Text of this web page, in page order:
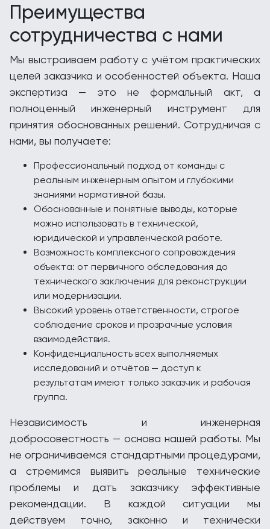
Преимущества
сотрудничества с нами
Мы выстраиваем работу с учётом практических
целей заказчика и особенностей объекта. Наша
экспертиза — это не формальный акт, а
полноценный инженерный инструмент для
принятия обоснованных решений. Сотрудничая с
нами, вы получаете:
Профессиональный подход от команды с
реальным инженерным опытом и глубокими
знаниями нормативной базы.
Обоснованные и понятные выводы, которые
можно использовать в технической,
юридической и управленческой работе.
Возможность комплексного сопровождения
объекта: от первичного обследования до
технического заключения для реконструкции
или модернизации.
Высокий уровень ответственности, строгое
соблюдение сроков и прозрачные условия
взаимодействия.
Конфиденциальность всех выполняемых
исследований и отчётов — доступ к
результатам имеют только заказчик и рабочая
группа.
Независимость и инженерная
добросовестность — основа нашей работы. Мы
не ограничиваемся стандартными процедурами,
а стремимся выявить реальные технические
проблемы и дать заказчику эффективные
рекомендации. В каждой ситуации мы
действуем точно, законно и технически